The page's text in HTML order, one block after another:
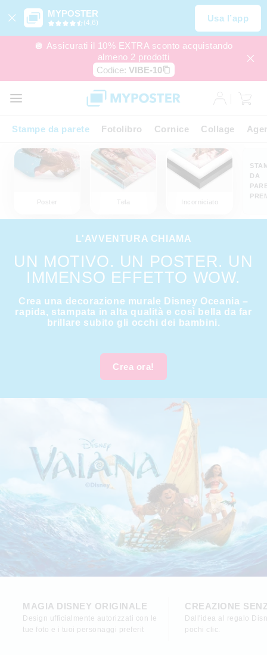
MYPOSTER
(4,6) Usa l’app
🪩 Assicurati il 10% EXTRA sconto acquistando
almeno 2 prodotti
Codice: VIBE-10
Stampe da parete Fotolibro Cornice Collage
Poster Tela Incorniciato
DA
L'AVVENTURA CHIAMA
UN MOTIVO. UN POSTER. UN
IMMENSO EFFETTO WOW.
Crea una decorazione murale Disney Oceania –
rapida, stampata in alta qualità e così bella da far
brillare subito gli occhi dei bambini.
Crea ora!
MAGIA DISNEY ORIGINALE
Design ufficialmente autorizzati con le
tue foto e i tuoi personaggi preferit
CREAZIONE
Dall'idea al regalo
pochi clic.